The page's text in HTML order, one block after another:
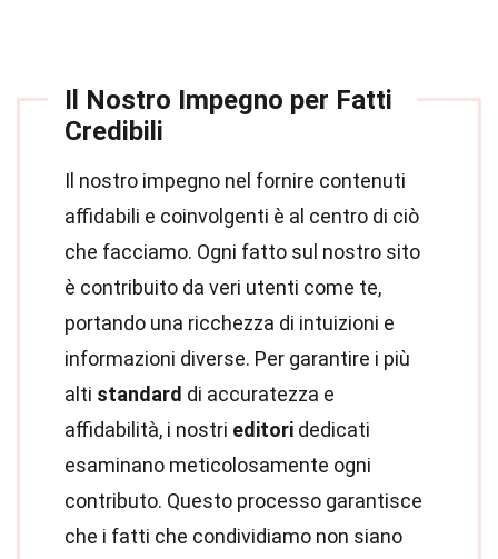
Il Nostro Impegno per Fatti
Credibili
Il nostro impegno nel fornire contenuti
affidabili e coinvolgenti è al centro di ciò
che facciamo. Ogni fatto sul nostro sito
è contribuito da veri utenti come te,
portando una ricchezza di intuizioni e
informazioni diverse. Per garantire i più
alti standard di accuratezza e
affidabilità, i nostri editori dedicati
esaminano meticolosamente ogni
contributo. Questo processo garantisce
che i fatti che condividiamo non siano